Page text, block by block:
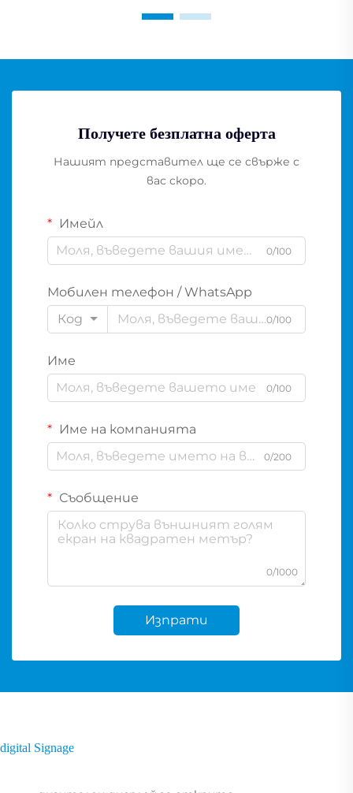
Получете безплатна оферта
Нашият представител ще се свърже с
вас скоро.
Имейл
0/100
Мобилен телефон / WhatsApp
Код
0/100
Име
0/100
Име на компанията
0/200
Съобщение
0/1000
Изпрати
digital Signage